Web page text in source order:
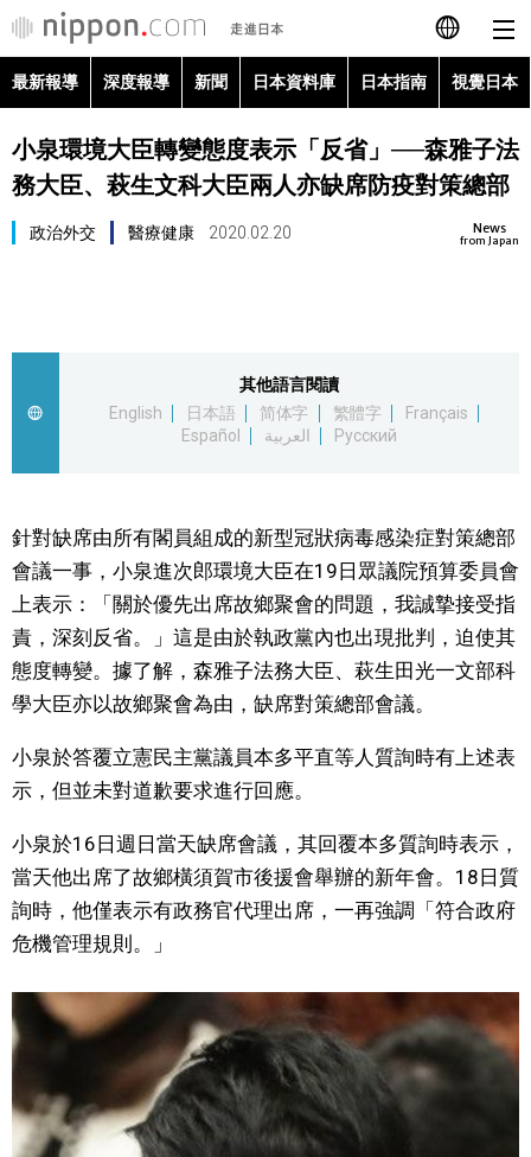
日本語
English
最新報導
視覺日本
臺灣香港
更多
人物訪談
日本入門
政治外交
文化
official SNS
最新報導 深度報導 新聞 日本資料庫 日本指南 視覺日本
小泉環境大臣轉變態度表示「反省」──森雅子法
務大臣、萩生文科大臣兩人亦缺席防疫對策總部
News
from Japan
政治外交 醫療健康 2020.02.20
其他語言閱讀
English
日本語 简体字 繁體字
Français
Español
العربية Русский
針對缺席由所有閣員組成的新型冠狀病毒感染症對策總部
會議一事，小泉進次郎環境大臣在19日眾議院預算委員會
上表示：「關於優先出席故鄉聚會的問題，我誠摯接受指
責，深刻反省。」這是由於執政黨內也出現批判，迫使其
態度轉變。據了解，森雅子法務大臣、萩生田光一文部科
學大臣亦以故鄉聚會為由，缺席對策總部會議。
小泉於答覆立憲民主黨議員本多平直等人質詢時有上述表
示，但並未對道歉要求進行回應。
小泉於16日週日當天缺席會議，其回覆本多質詢時表示，
當天他出席了故鄉橫須賀市後援會舉辦的新年會。18日質
詢時，他僅表示有政務官代理出席，一再強調「符合政府
危機管理規則。」